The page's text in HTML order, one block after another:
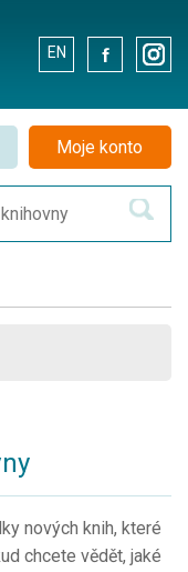
EN . .
Moje konto
nových knih, které
chcete vědět, jaké